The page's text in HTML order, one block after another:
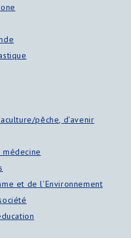
pêche, d’avenir
et de l’Environnement